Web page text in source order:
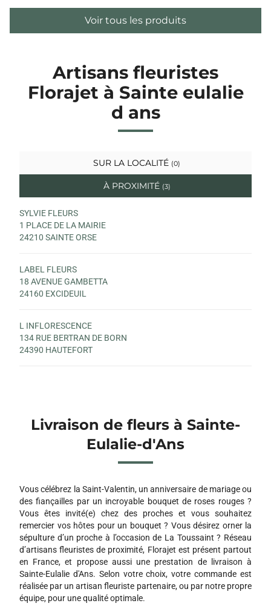
Voir tous les produits
Artisans fleuristes
Florajet à Sainte eulalie
d ans
SUR LA LOCALITÉ (0)
À PROXIMITÉ (3)
SYLVIE FLEURS
1 PLACE DE LA MAIRIE
24210 SAINTE ORSE
LABEL FLEURS
18 AVENUE GAMBETTA
24160 EXCIDEUIL
L INFLORESCENCE
134 RUE BERTRAN DE BORN
24390 HAUTEFORT
Livraison de fleurs à Sainte-
Eulalie-d'Ans
Vous célébrez la Saint-Valentin, un anniversaire de mariage ou
des fiançailles par un incroyable bouquet de roses rouges ?
Vous êtes invité(e) chez des proches et vous souhaitez
remercier vos hôtes pour un bouquet ? Vous désirez orner la
sépulture d’un proche à l’occasion de La Toussaint ? Réseau
d’artisans fleuristes de proximité, Florajet est présent partout
en France, et propose aussi une prestation de livraison à
Sainte-Eulalie d'Ans. Selon votre choix, votre commande est
réalisée par un artisan fleuriste partenaire, ou par notre propre
équipe, pour une qualité optimale.